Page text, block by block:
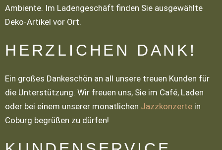
Ambiente. Im Ladengeschäft finden Sie ausgewählte
Deko-Artikel vor Ort.
HERZLICHEN DANK!
Ein großes Dankeschön an all unsere treuen Kunden für
die Unterstützung. Wir freuen uns, Sie im Café, Laden
oder bei einem unserer monatlichen Jazzkonzerte in
Coburg begrüßen zu dürfen!